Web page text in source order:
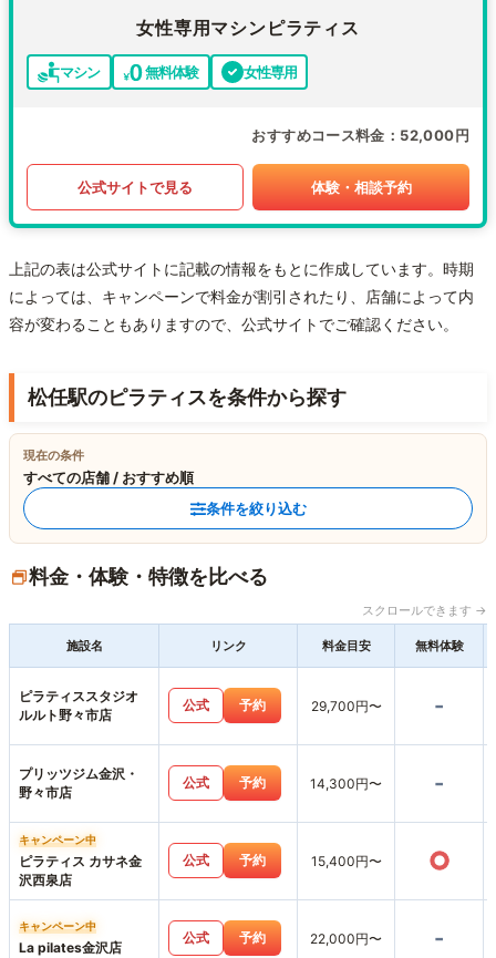
女性専用マシンピラティス
マシン 無料体験 女性専用
おすすめコース料金 52,000円
公式サイトで見る 体験・相談予約
上記の表は公式サイトに記載の情報をもとに作成しています。時期
によっては、キャンペーンで料金が割引されたり、店舗によって内
容が変わることもありますので、公式サイトでご確認ください。
松任駅のピラティスを条件から探す
現在の条件
すべての店舗 / おすすめ順
条件を絞り込む
料金・体験・特徴を比べる
スクロールできます →
施設名 リンク 料金目安 無料体験
ピラティススタジオ
ルルト野々市店
公式 予約 29,700円〜 -
プリッツジム金沢・
野々市店
公式 予約 14,300円〜 -
キャンペーン中
ピラティス カサネ金
沢西泉店
公式 予約 15,400円〜 ○
キャンペーン中
La pilates金沢店
公式 予約 22,000円〜 -